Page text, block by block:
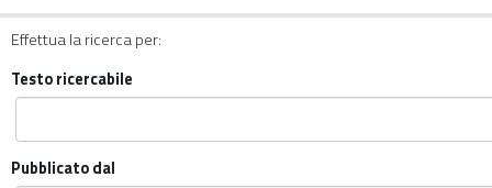
Effettua la ricerca per:
Testo ricercabile
Pubblicato dal